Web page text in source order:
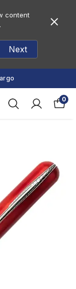
content
Next
0